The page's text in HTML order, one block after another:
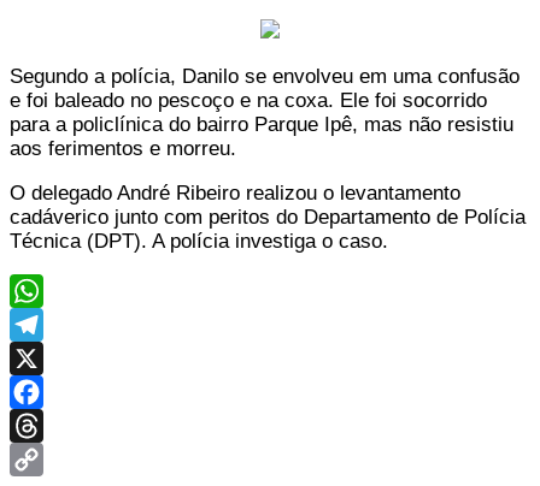
Segundo a polícia, Danilo se envolveu em uma confusão
e foi baleado no pescoço e na coxa. Ele foi socorrido
para a policlínica do bairro Parque Ipê, mas não resistiu
aos ferimentos e morreu.
O delegado André Ribeiro realizou o levantamento
cadáverico junto com peritos do Departamento de Polícia
Técnica (DPT). A polícia investiga o caso.
WhatsApp
Telegram
X
Facebook
Threads